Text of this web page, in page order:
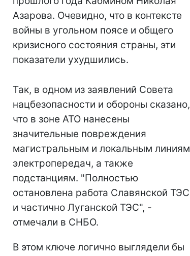
Азарова. Очевидно, что в контексте
войны в угольном поясе и общего
кризисного состояния страны, эти
показатели ухудшились.
Так, в одном из заявлений Совета
нацбезопасности и обороны сказано,
что в зоне АТО нанесены
значительные повреждения
магистральным и локальным линиям
электропередач, а также
подстанциям. "Полностью
остановлена работа Славянской ТЭС
и частично Луганской ТЭС", -
отмечали в СНБО.
В этом ключе логично выглядели бы